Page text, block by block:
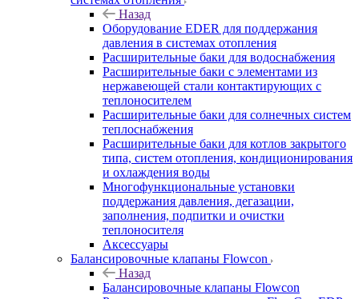
Назад
Оборудование EDER для поддержания
давления в системах отопления
Расширительные баки для водоснабжения
Расширительные баки с элементами из
нержавеющей стали контактирующих с
теплоносителем
Расширительные баки для солнечных систем
теплоснабжения
Расширительные баки для котлов закрытого
типа, систем отопления, кондиционирования
и охлаждения воды
Многофункциональные установки
поддержания давления, дегазации,
заполнения, подпитки и очистки
теплоносителя
Аксессуары
Балансировочные клапаны Flowcon
Назад
Балансировочные клапаны Flowcon